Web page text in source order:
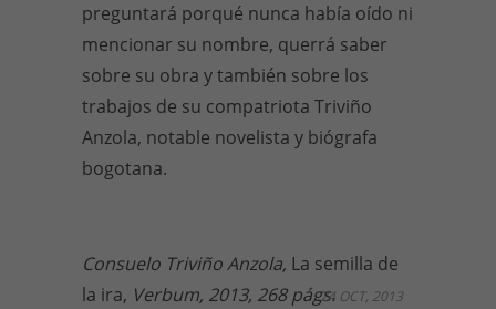
preguntará porqué nunca había oído ni
mencionar su nombre, querrá saber
sobre su obra y también sobre los
trabajos de su compatriota Triviño
Anzola, notable novelista y biógrafa
bogotana.
Consuelo Triviño Anzola, La semilla de
la ira, Verbum, 2013, 268 págs.24 OCT, 2013